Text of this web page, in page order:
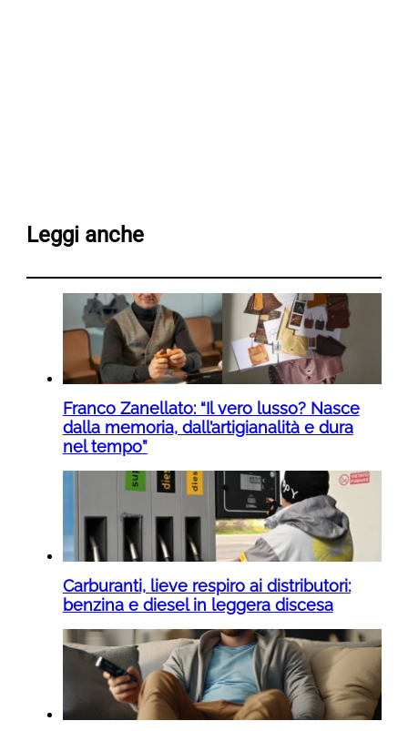
Leggi anche
Franco Zanellato: “Il vero lusso? Nasce
dalla memoria, dall’artigianalità e dura
nel tempo”
Carburanti, lieve respiro ai distributori:
benzina e diesel in leggera discesa